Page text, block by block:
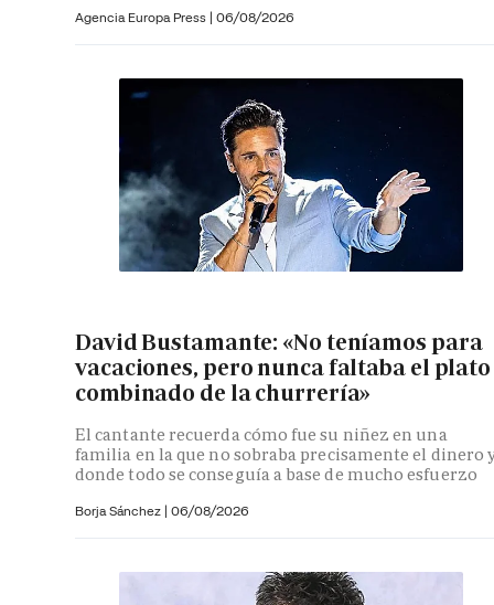
Agencia Europa Press | 06/08/2026
David Bustamante: «No teníamos para
vacaciones, pero nunca faltaba el plato
combinado de la churrería»
El cantante recuerda cómo fue su niñez en una
familia en la que no sobraba precisamente el dinero
donde todo se conseguía a base de mucho esfuerzo
Borja Sánchez | 06/08/2026